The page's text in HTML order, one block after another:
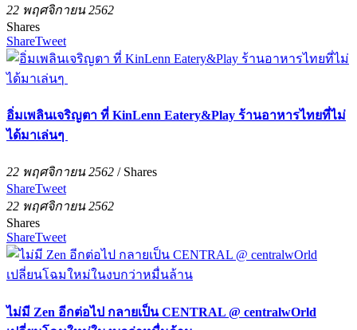
22 พฤศจิกายน 2562
Shares
ShareTweet
อิ่มเพลินเจริญตา ที่ KinLenn Eatery&Play ร้านอาหารไทยที่ไม่
ได้มาเล่นๆ
22 พฤศจิกายน 2562 / Shares
ShareTweet
22 พฤศจิกายน 2562
Shares
ShareTweet
ไม่มี Zen อีกต่อไป กลายเป็น CENTRAL @ centralwOrld